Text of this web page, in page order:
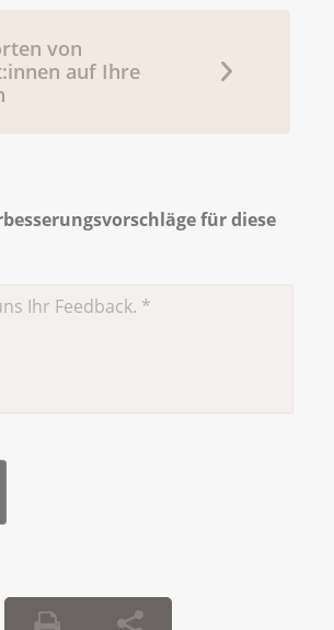
von
auf Ihre
für diese